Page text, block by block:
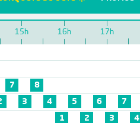
15h 16h 17h
7
8
3 4 5 6 7
1
2 3 4